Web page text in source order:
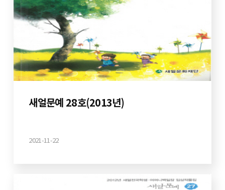
새얼문예 28호(2013년)
2021-11-22